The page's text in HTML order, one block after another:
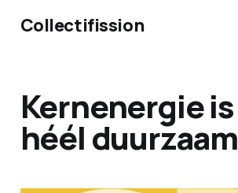
Collectifission
Kernenergie is
héél duurzaam